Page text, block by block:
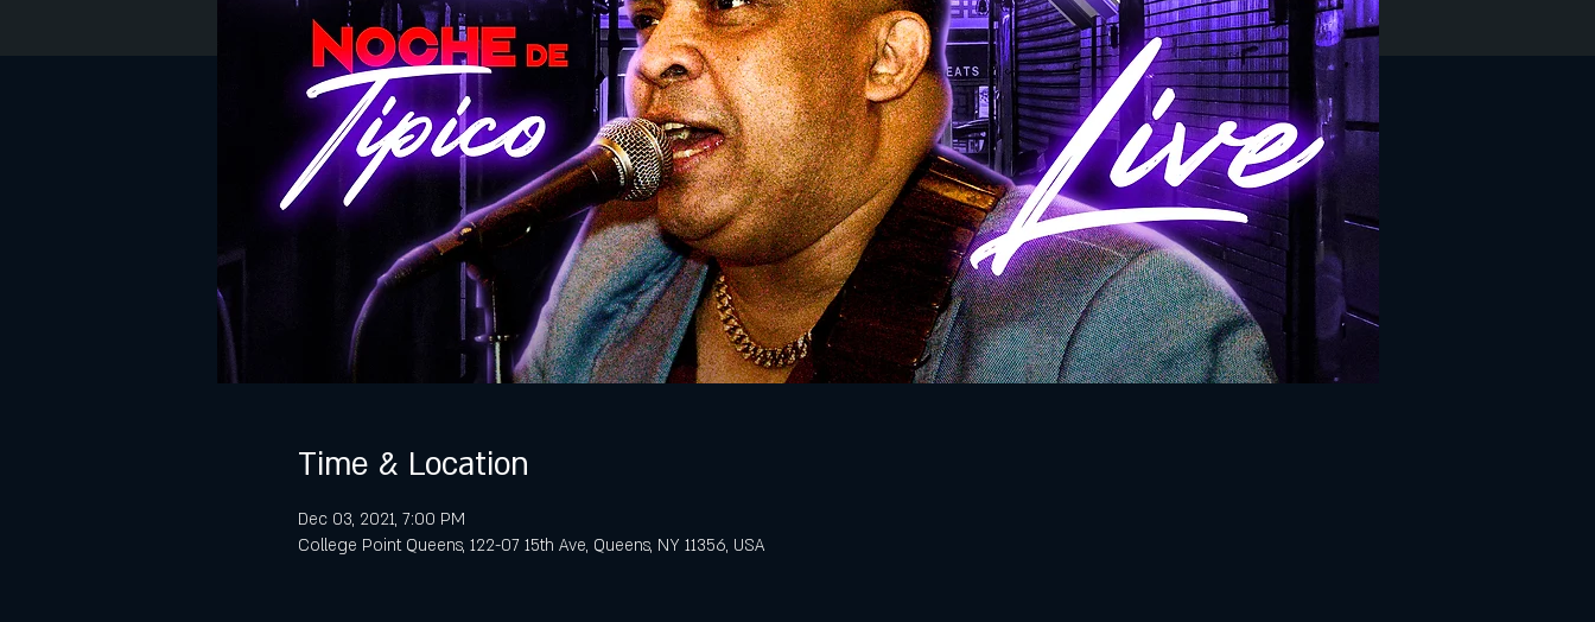
Time & Location
Dec 03, 2021, 7:00 PM
College Point Queens, 122-07 15th Ave, Queens, NY 11356, USA